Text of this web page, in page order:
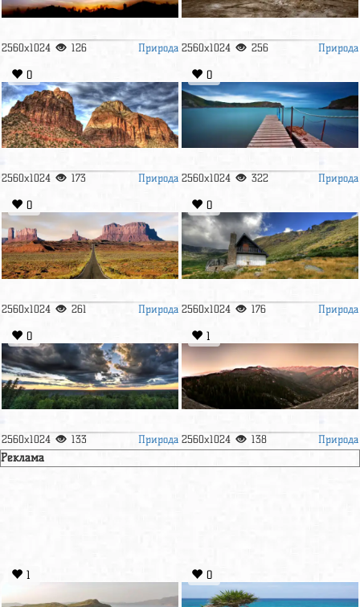
2560x1024 126 Природа 2560x1024 256 Природа
0
2560x1024 173 Природа
0
2560x1024 322 Природа
0
2560x1024 261 Природа
0
2560x1024 176 Природа
0
2560x1024 133 Природа
1
2560x1024 138 Природа
Реклама
1 0